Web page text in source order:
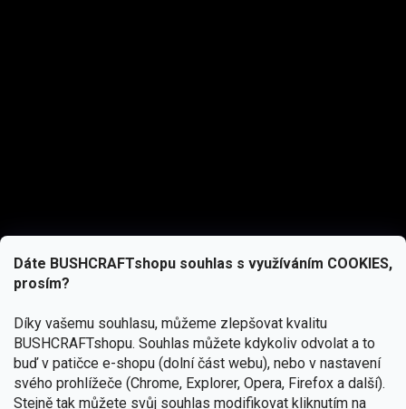
Dáte BUSHCRAFTshopu souhlas s využíváním COOKIES,
prosím?
Díky vašemu souhlasu, můžeme zlepšovat kvalitu
BUSHCRAFTshopu. Souhlas můžete kdykoliv odvolat a to
buď v patičce e-shopu (dolní část webu), nebo v nastavení
svého prohlížeče (Chrome, Explorer, Opera, Firefox a další).
Stejně tak můžete svůj souhlas modifikovat kliknutím na